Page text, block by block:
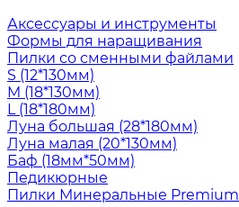
Аксессуары и инструменты
Формы для наращивания
Пилки со сменными файлами
S (12*130мм)
M (18*130мм)
L (18*180мм)
Луна большая (28*180мм)
Луна малая (20*130мм)
Баф (18мм*50мм)
Педикюрные
Пилки Минеральные Premium